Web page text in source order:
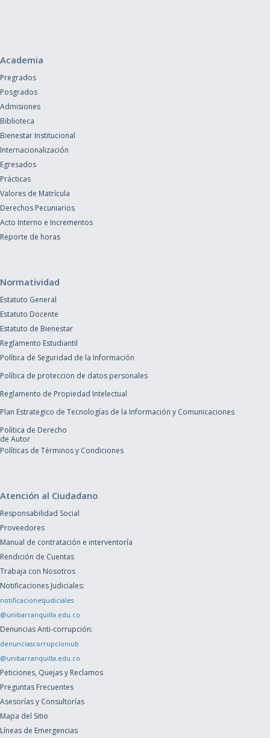
Academia
Pregrados
Posgrados
Admisiones
Biblioteca
Bienestar Institucional
Internacionalización
Egresados
Prácticas
Valores de Matrícula
Derechos Pecuniarios
Acto Interno e Incrementos
Reporte de horas
Normatividad
Estatuto General
Estatuto Docente
Estatuto de Bienestar
Reglamento Estudiantil
Política de Seguridad de la Información
Política de proteccion de datos personales
Reglamento de Propiedad Intelectual
Plan Estrategico de Tecnologías de la Información y Comunicaciones
Política de Derecho
de Autor
Políticas de Términos y Condiciones
Atención al Ciudadano
Responsabilidad Social
Proveedores
Manual de contratación e interventoría
Rendición de Cuentas
Trabaja con Nosotros
Notificaciones Judiciales:
notificacionesjudiciales
@unibarranquilla.edu.co
Denuncias Anti-corrupción:
denunciascorrupcioniub
@unibarranquilla.edu.co
Peticiones, Quejas y Reclamos
Preguntas Frecuentes
Asesorías y Consultorías
Mapa del Sitio
Líneas de Emergencias